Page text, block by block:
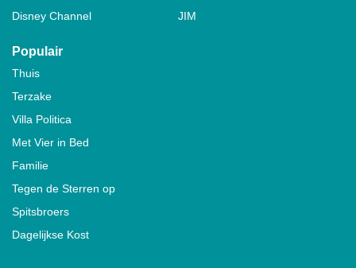
Disney Channel
JIM
Populair
Thuis
Terzake
Villa Politica
Met Vier in Bed
Familie
Tegen de Sterren op
Spitsbroers
Dagelijkse Kost